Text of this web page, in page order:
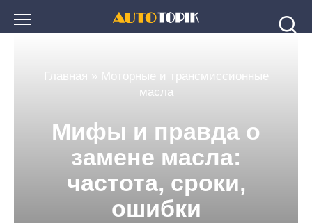
Главная » Моторные и трансмиссионные
масла
Мифы и правда о
замене масла:
частота, сроки,
ошибки